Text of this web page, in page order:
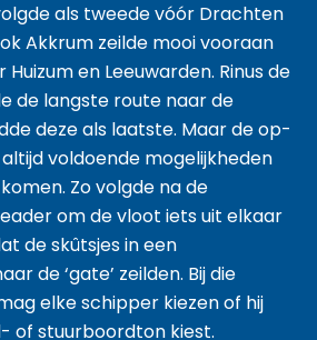
als tweede vóór Drachten
Akkrum zeilde mooi vooraan
en Leeuwarden. Rinus de
de langste route naar de
deze als laatste. Maar de op-
voldoende mogelijkheden
Zo volgde na de
om de vloot iets uit elkaar
de skûtsjes in een
de ‘gate’ zeilden. Bij die
elke schipper kiezen of hij
of stuurboordton kiest.